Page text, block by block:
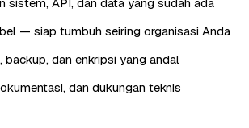
— siap tumbuh seiring organisasi Anda
backup, dan enkripsi yang andal
dan dukungan teknis